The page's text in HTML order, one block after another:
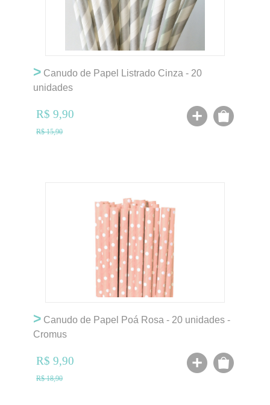
> Canudo de Papel Listrado Cinza - 20
unidades
R$ 9,90
R$ 15,90
> Canudo de Papel Poá Rosa - 20 unidades -
Cromus
R$ 9,90
R$ 18,90